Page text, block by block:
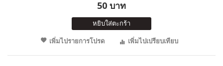
50 บาท
หยิบใส่ตะกร้า
เพิ่มไปรายการโปรด
เพิ่มไปเปรียบเทียบ